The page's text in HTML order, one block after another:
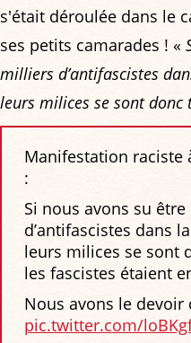
s'était déroulée dans le
ses petits camarades ! «
milliers d’antifascistes
leurs milices se sont donc
Manifestation raciste
:
Si nous avons su
d’antifascistes dans
leurs milices se sont
les fascistes étaient
Nous avons le
pic.twitter.com/